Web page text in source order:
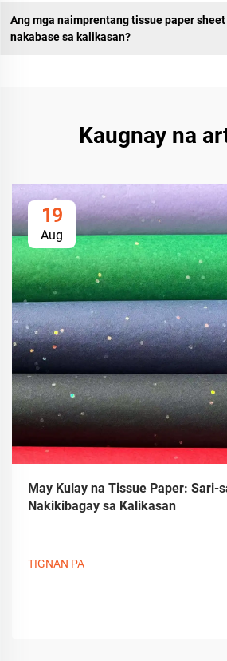
Ang mga naimprentang tissue paper sheet
nakabase sa kalikasan?
Kaugnay na
19
Aug
May Kulay na Tissue Paper: Sari-
Nakikibagay sa Kalikasan
TIGNAN PA